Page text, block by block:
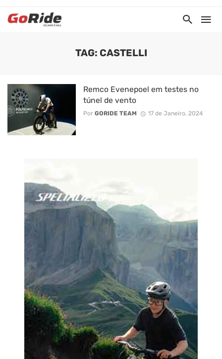
TAG: CASTELLI
Remco Evenepoel em testes no
túnel de vento
Por GORIDE TEAM 17 de Janeiro, 2024